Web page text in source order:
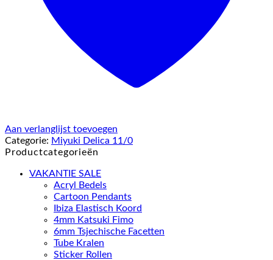
Aan verlanglijst toevoegen
Categorie: Miyuki Delica 11/0
Productcategorieën
VAKANTIE SALE
Acryl Bedels
Cartoon Pendants
Ibiza Elastisch Koord
4mm Katsuki Fimo
6mm Tsjechische Facetten
Tube Kralen
Sticker Rollen